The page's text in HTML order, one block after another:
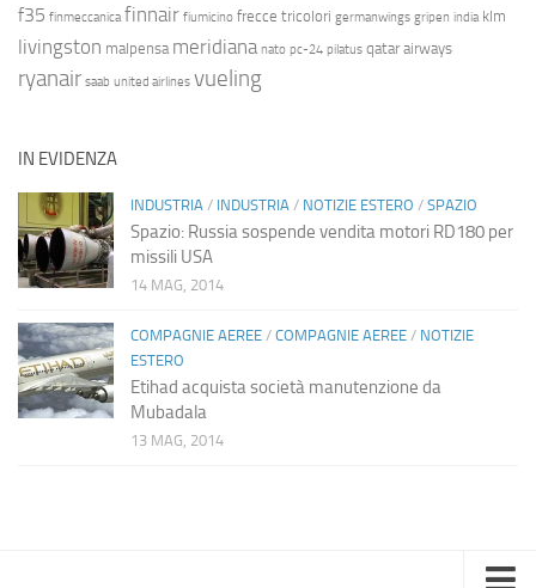
f35 finmeccanica finnair fiumicino frecce tricolori germanwings gripen india klm
livingston malpensa meridiana nato pc-24 pilatus qatar airways
ryanair saab united airlines vueling
IN EVIDENZA
INDUSTRIA / INDUSTRIA / NOTIZIE ESTERO / SPAZIO
Spazio: Russia sospende vendita motori RD180 per
missili USA
14 MAG, 2014
COMPAGNIE AEREE / COMPAGNIE AEREE / NOTIZIE
ESTERO
Etihad acquista società manutenzione da
Mubadala
13 MAG, 2014